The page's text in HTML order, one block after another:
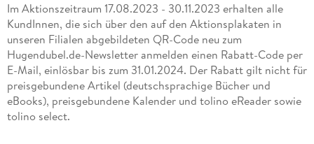
Im Aktionszeitraum 17.08.2023 - 30.11.2023 erhalten alle
KundInnen, die sich über den auf den Aktionsplakaten in
unseren Filialen abgebildeten QR-Code neu zum
Hugendubel.de-Newsletter anmelden einen Rabatt-Code per
E-Mail, einlösbar bis zum 31.01.2024. Der Rabatt gilt nicht für
preisgebundene Artikel (deutschsprachige Bücher und
eBooks), preisgebundene Kalender und tolino eReader sowie
tolino select.